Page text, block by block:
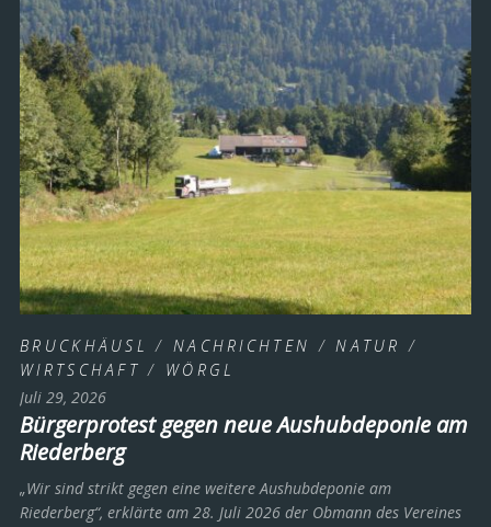
BRUCKHÄUSL / NACHRICHTEN / NATUR /
WIRTSCHAFT / WÖRGL
Juli 29, 2026
Bürgerprotest gegen neue Aushubdeponie am
Riederberg
„Wir sind strikt gegen eine weitere Aushubdeponie am
Riederberg“, erklärte am 28. Juli 2026 der Obmann des Vereines